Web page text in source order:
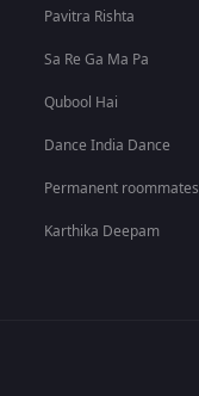
Pavitra Rishta
Sa Re Ga Ma Pa
Qubool Hai
Dance India Dance
Permanent roommates
Karthika Deepam